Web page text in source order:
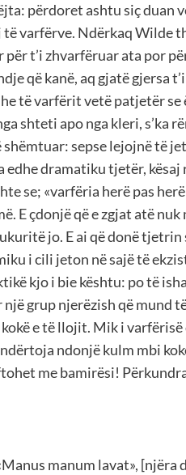
përdoret ashtu siç duan
varfërve. Ndërkaq Wilde
t’i zhvarfëruar ata por
që kanë, aq gjatë gjersa
të varfërit vetë patjetër se
shteti apo nga kleri, s’ka
sepse lejojnë të
dramatiku tjetër,
se; «varfëria herë pas
E çdonjë që e zgjat atë
jo. E ai që donë
i cili jeton në sajë të
kjo i bie kështu: po të
grup njerëzish që mund
e të llojit. Mik i varfërisë
ndonjë kulm mbi
me bamirësi!
manum lavat», [njëra